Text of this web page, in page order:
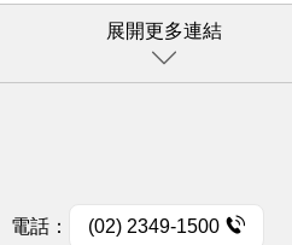
展開更多連結
電話： (02) 2349-1500